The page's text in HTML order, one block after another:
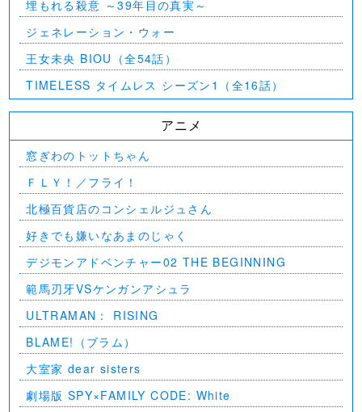
埋もれる殺意 ～39年目の真実～
ジェネレーション・ウォー
王女未央 BIOU（全54話）
TIMELESS タイムレス シーズン1（全16話）
アニメ
窓ぎわのトットちゃん
ＦＬＹ！／フライ！
北極百貨店のコンシェルジュさん
好きでも嫌いなあまのじゃく
デジモンアドベンチャー02 THE BEGINNING
範馬刃牙VSケンガンアシュラ
ULTRAMAN： RISING
BLAME!（ブラム）
大室家 dear sisters
劇場版 SPY×FAMILY CODE: White